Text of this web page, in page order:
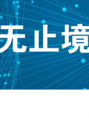
立式加工中心
卧式加工中心